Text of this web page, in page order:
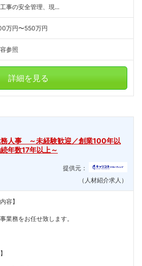
事の安全管理、現...
万円〜550万円
参照
詳細を見る
務人事 ～未経験歓迎／創業100年以
年数17年以上～
提供元：
（人材紹介求人）
容】
業務をお任せ致します。